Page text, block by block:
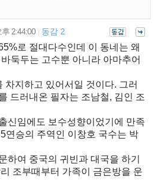
2:44:00 동감 2
로 절대다수인데 이 동네는 왜
둑두는 고수뿐 아니라 아마추어
차지하고 있어서일 것이다. 그러
드러내온 필자는 조남철, 김인 조
신임에도 보수성향이었기에 만족
연승의 주역인 이창호 국수는 박
하여 중국의 귀빈과 대국을 하기
조부때부터 가족이 금은방을 운